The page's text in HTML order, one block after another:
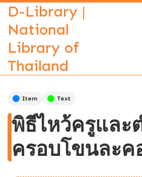
D-Library |
National
Library of
Thailand
Item Text
พิธีไหว้ครูและ
ครอบโขนละค